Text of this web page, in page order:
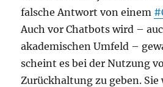
falsche Antwort von einem
Auch vor Chatbots wird –
akademischen Umfeld –
scheint es bei der Nutzung
Zurückhaltung zu geben. Sie